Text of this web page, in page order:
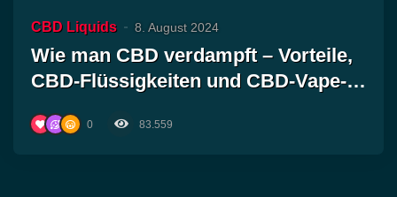
CBD Liquids 8. August 2024
Wie man CBD verdampft – Vorteile,
CBD-Flüssigkeiten und CBD-Vape-
0 83.559